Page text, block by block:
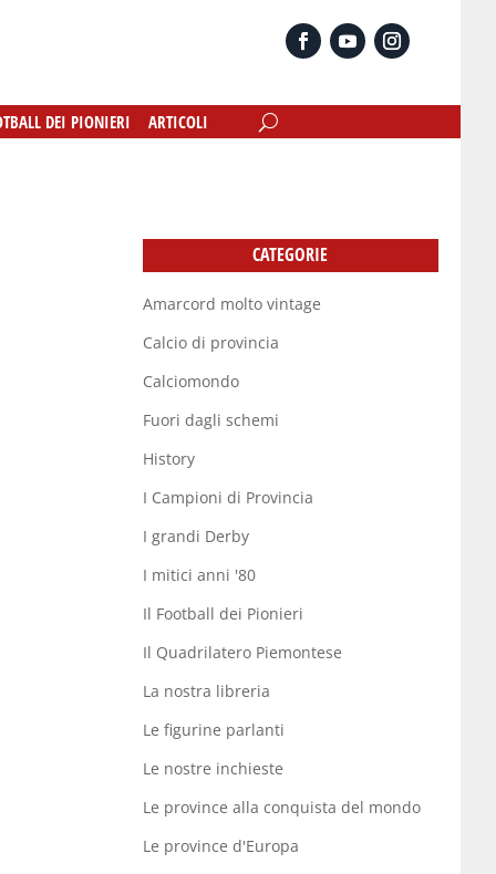
DEI PIONIERI ARTICOLI
DEI PIONIERI ARTICOLI
CATEGORIE
Amarcord molto vintage
Calcio di provincia
Calciomondo
Fuori dagli schemi
History
I Campioni di Provincia
I grandi Derby
I mitici anni '80
Il Football dei Pionieri
Il Quadrilatero Piemontese
La nostra libreria
Le figurine parlanti
Le nostre inchieste
Le province alla conquista del mondo
Le province d'Europa